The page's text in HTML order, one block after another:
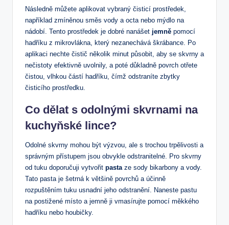
Následně můžete aplikovat vybraný čisticí prostředek,
například zmíněnou směs vody a octa nebo mýdlo na
nádobí. Tento prostředek je dobré nanášet jemně pomocí
hadříku z mikrovlákna, který nezanechává škrábance. Po
aplikaci nechte čistič několik minut působit, aby se skvrny a
nečistoty efektivně uvolnily, a poté důkladně povrch otřete
čistou, vlhkou částí hadříku, čímž odstraníte zbytky
čisticího prostředku.
Co dělat s odolnými skvrnami na
kuchyňské lince?
Odolné skvrny mohou být výzvou, ale s trochou trpělivosti a
správným přístupem jsou obvykle odstranitelné. Pro skvrny
od tuku doporučuji vytvořit pasta ze sody bikarbony a vody.
Tato pasta je šetrná k většině povrchů a účinně
rozpuštěním tuku usnadní jeho odstranění. Naneste pastu
na postižené místo a jemně ji vmasírujte pomocí měkkého
hadříku nebo houbičky.